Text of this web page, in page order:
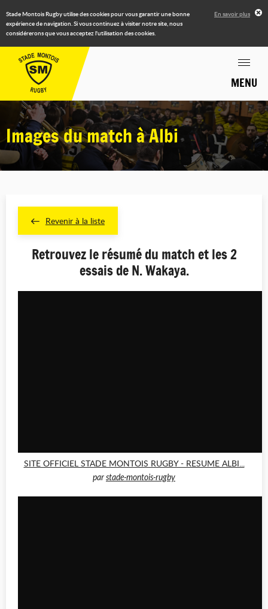
Stade Montois Rugby utilise des cookies pour vous garantir une bonne
expérience de navigation. Si vous continuez à visiter notre site, nous
considérerons que vous acceptez l'utilisation des cookies.
En savoir plus
MENU
Images du match à Albi
Revenir à la liste
Retrouvez le résumé du match et les 2
essais de N. Wakaya.
SITE OFFICIEL STADE MONTOIS RUGBY - RESUME ALBI...
parstade-montois-rugby